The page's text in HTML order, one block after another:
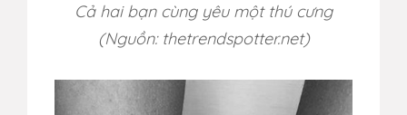
Cả hai bạn cùng yêu một thú cưng
(Nguồn: thetrendspotter.net)